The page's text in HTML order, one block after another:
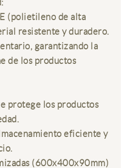
(polietileno de alta
resistente y duradero.
garantizando la
de los productos
protege los productos
eficiente y
(600x400x90mm)